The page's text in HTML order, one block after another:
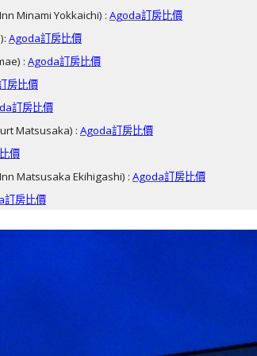
Minami Yokkaichi) : Agoda訂房比價
Agoda訂房比價
: Agoda訂房比價
房比價
訂房比價
Matsusaka) : Agoda訂房比價
價
Matsusaka Ekihigashi) : Agoda訂房比價
訂房比價